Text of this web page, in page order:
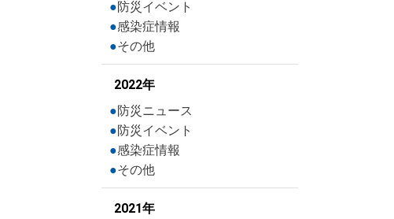
防災イベント
感染症情報
その他
2022年
防災ニュース
防災イベント
感染症情報
その他
2021年